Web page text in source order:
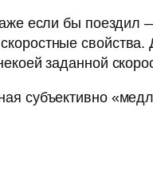
если бы
свойства.
заданной
субъективно